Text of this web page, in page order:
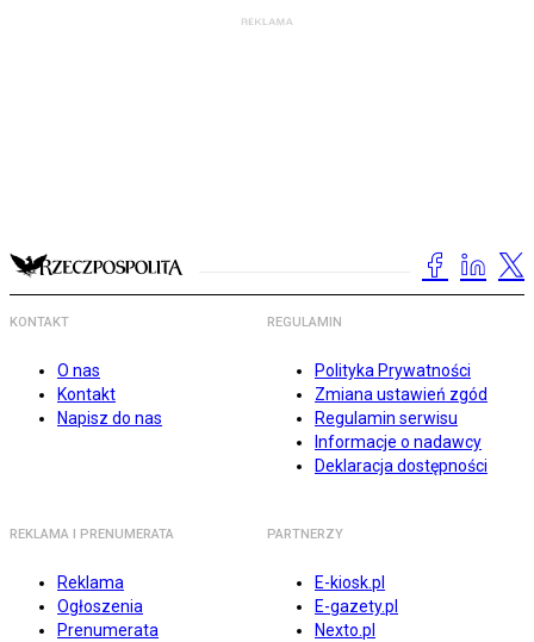
KONTAKT
O nas
Kontakt
Napisz do nas
REGULAMIN
Polityka Prywatności
Zmiana ustawień zgód
Regulamin serwisu
Informacje o nadawcy
Deklaracja dostępności
REKLAMA I PRENUMERATA
Reklama
Ogłoszenia
Prenumerata
PARTNERZY
E-kiosk.pl
E-gazety.pl
Nexto.pl